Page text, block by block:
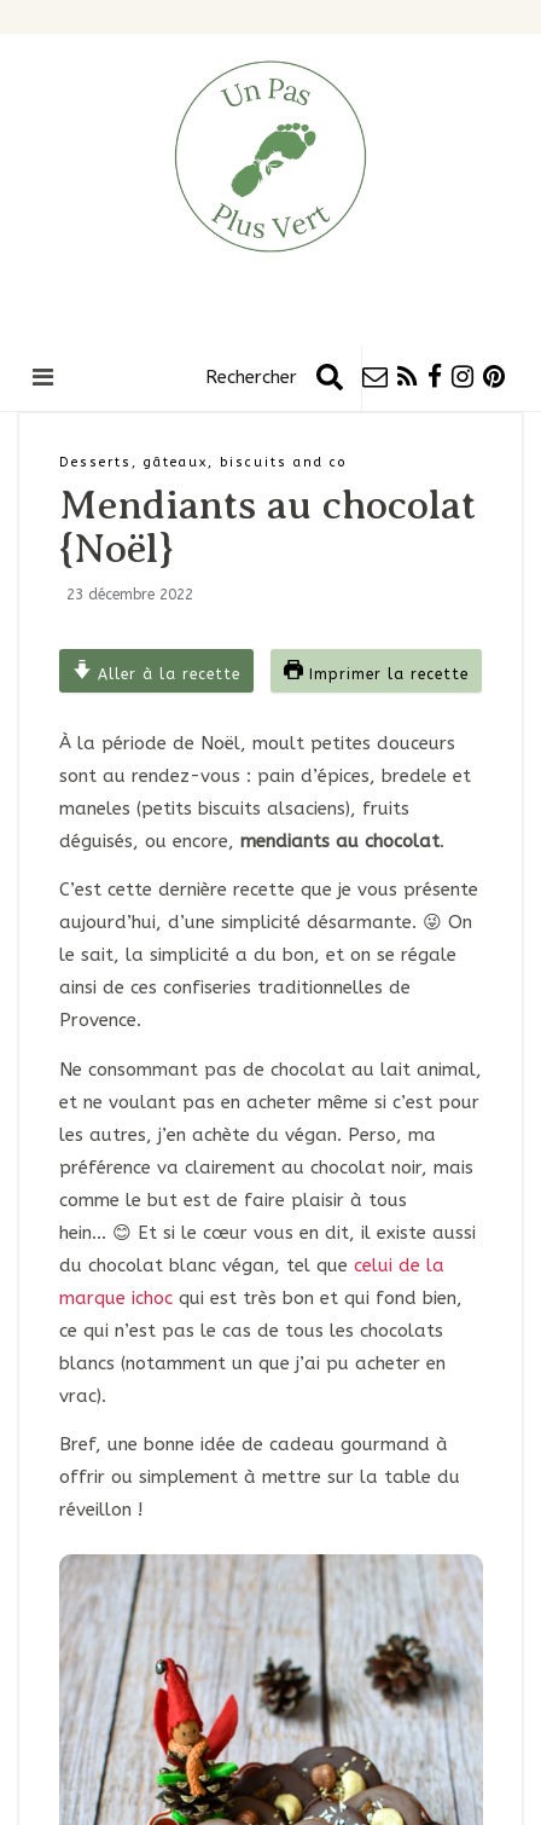
Desserts, gâteaux, biscuits and co
Mendiants au chocolat
{Noël}
23 décembre 2022
Aller à la recette Imprimer la recette
À la période de Noël, moult petites douceurs
sont au rendez-vous : pain d’épices, bredele et
maneles (petits biscuits alsaciens), fruits
déguisés, ou encore, mendiants au chocolat.
C’est cette dernière recette que je vous présente
aujourd’hui, d’une simplicité désarmante. 😜 On
le sait, la simplicité a du bon, et on se régale
ainsi de ces confiseries traditionnelles de
Provence.
Ne consommant pas de chocolat au lait animal,
et ne voulant pas en acheter même si c’est pour
les autres, j’en achète du végan. Perso, ma
préférence va clairement au chocolat noir, mais
comme le but est de faire plaisir à tous
hein… 😊 Et si le cœur vous en dit, il existe aussi
du chocolat blanc végan, tel que celui de la
marque ichocqui est très bon et qui fond bien,
ce qui n’est pas le cas de tous les chocolats
blancs (notamment un que j’ai pu acheter en
vrac).
Bref, une bonne idée de cadeau gourmand à
offrir ou simplement à mettre sur la table du
réveillon !